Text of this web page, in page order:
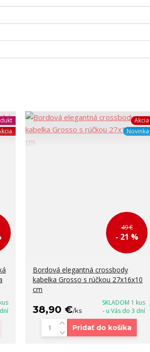
Akcia
Novinka
49 €
- 21 %
Bordová elegantná crossbody
kabelka Grosso s rúčkou 27x16x10
cm
38,90 €/ks
SKLADOM 1 kus
- u Vás do 3 dní
Pridať do košíka